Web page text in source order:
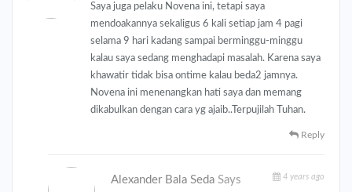
Saya juga pelaku Novena ini, tetapi saya
mendoakannya sekaligus 6 kali setiap jam 4 pagi
selama 9 hari kadang sampai berminggu-minggu
kalau saya sedang menghadapi masalah. Karena saya
khawatir tidak bisa ontime kalau beda2 jamnya.
Novena ini menenangkan hati saya dan memang
dikabulkan dengan cara yg ajaib..Terpujilah Tuhan.
Reply
Alexander Bala SedaSays 4 years ago